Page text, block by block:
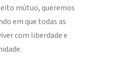
mútuo, queremos
em que todas as
com liberdade e